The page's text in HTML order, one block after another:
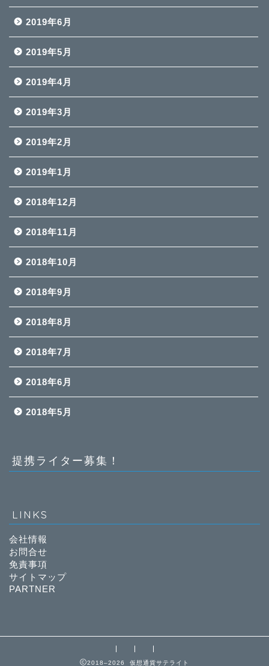
2019年6月
2019年5月
2019年4月
2019年3月
2019年2月
2019年1月
2018年12月
2018年11月
2018年10月
2018年9月
2018年8月
2018年7月
2018年6月
2018年5月
提携ライター募集！
LINKS
会社情報
お問合せ
免責事項
サイトマップ
PARTNER
2018–2026 仮想通貨サテライト